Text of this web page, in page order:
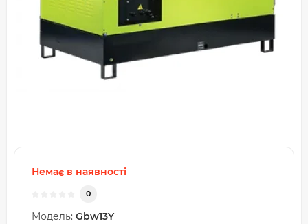
Немає в наявності
0
Модель: Gbw13Y